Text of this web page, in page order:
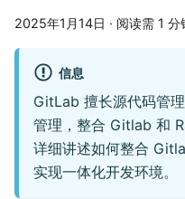
2025年1月14日 · 阅读需 1 分
信息
GitLab 擅长源代码管
管理，整合 Gitlab 和
详细讲述如何整合
实现一体化开发环境。